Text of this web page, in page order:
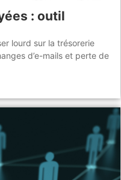
: outil
lourd sur la trésorerie
d’e-mails et perte de